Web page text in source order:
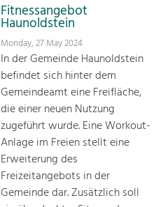
Fitnessangebot
Haunoldstein
Monday, 27 May 2024
In der Gemeinde Haunoldstein
befindet sich hinter dem
Gemeindeamt eine Freifläche,
die einer neuen Nutzung
zugeführt wurde. Eine Workout-
Anlage im Freien stellt eine
Erweiterung des
Freizeitangebots in der
Gemeinde dar. Zusätzlich soll